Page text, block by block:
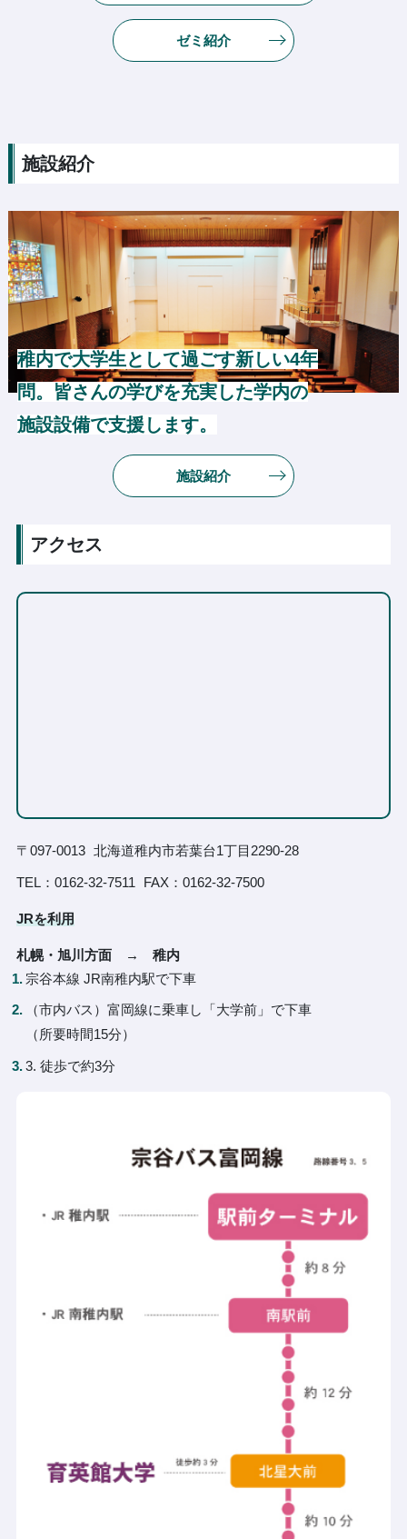
ゼミ紹介
施設紹介
稚内で大学生として過ごす新しい4年
問。皆さんの学びを充実した学内の
施設設備で支援します。
施設紹介
アクセス
〒097-0013 北海道稚内市若葉台1丁目2290-28
TEL：0162-32-7511 FAX：0162-32-7500
JRを利用
札幌・旭川方面 → 稚内
宗谷本線 JR南稚内駅で下車
（市内バス）富岡線に乗車し「大学前」で下車
（所要時間15分）
3. 徒歩で約3分